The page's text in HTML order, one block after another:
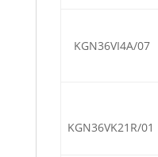
KGN36VI4A/07
KGN36VK21R/01